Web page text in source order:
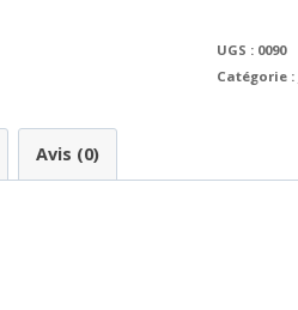
UGS : 0090
Catégorie :
Avis (0)